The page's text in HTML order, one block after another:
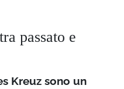
passato e
Kreuz sono un